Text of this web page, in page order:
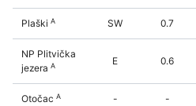
Plaški A SW 0.7
NP Plitvička
jezera A E 0.6
Otočac A - -